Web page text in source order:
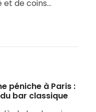
et de coins…
péniche à Paris :
bar classique